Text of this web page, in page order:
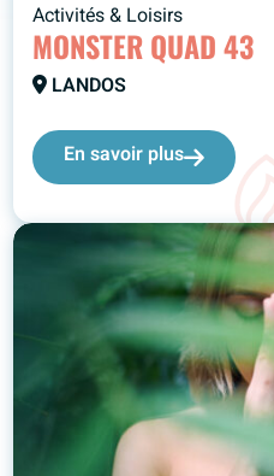
Activités & Loisirs
MONSTER QUAD 43
LANDOS
En savoir plus